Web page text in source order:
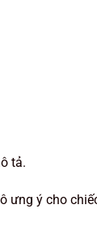
tả.
ưng ý cho